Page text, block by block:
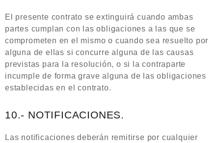
El presente contrato se extinguirá cuando ambas
partes cumplan con las obligaciones a las que se
comprometen en el mismo o cuando sea resuelto por
alguna de ellas si concurre alguna de las causas
previstas para la resolución, o si la contraparte
incumple de forma grave alguna de las obligaciones
establecidas en el contrato.
10.- NOTIFICACIONES.
Las notificaciones deberán remitirse por cualquier